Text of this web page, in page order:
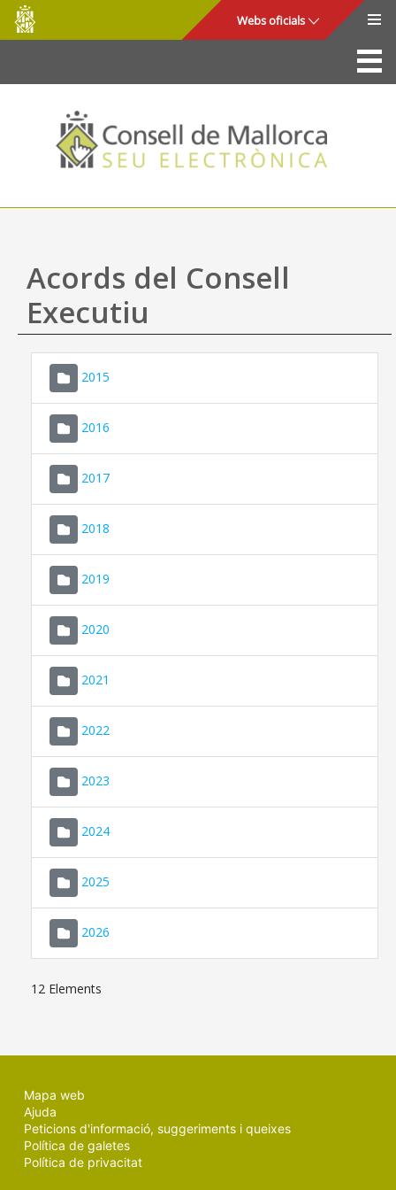
Salta al contingut principal
Consell
de
Mallorca
Webs oficials
La Seu
Consell de Mallorca
Accés i seguretat
Utilitats
Ajuda
Acords del Consell
Executiu
2015
2016
2017
2018
2019
2020
2021
2022
2023
2024
2025
2026
12 Elements
Mapa web
Ajuda
Peticions d'informació, suggeriments i queixes
Política de galetes
Política de privacitat